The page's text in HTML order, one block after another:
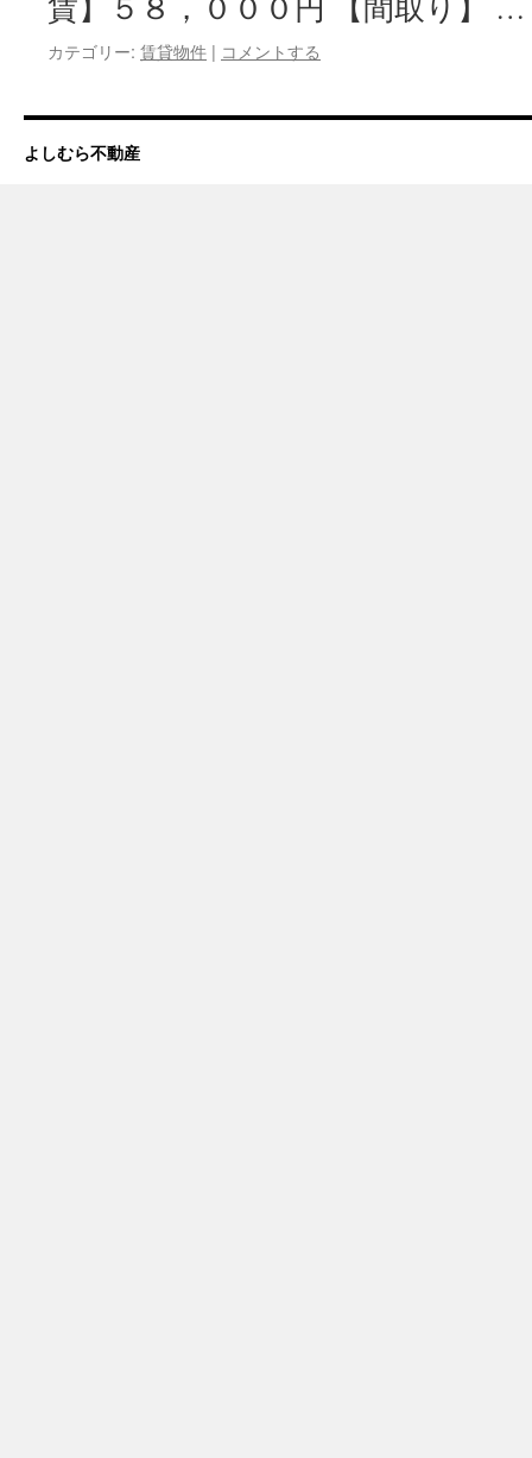
カテゴリー: 賃貸物件 | コメントする
よしむら不動産